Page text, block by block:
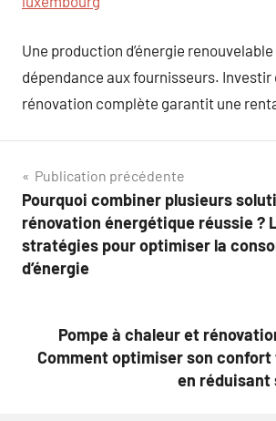
Une production d’énergie
dépendance aux fournisseurs. Investir
rénovation complète garantit une
Navigation
de
l’article
Publication précédente
Pourquoi combiner plusieurs
rénovation énergétique réussie ?
stratégies pour optimiser la
d’énergie
Pompe à chaleur et
Comment optimiser son
en réduisant